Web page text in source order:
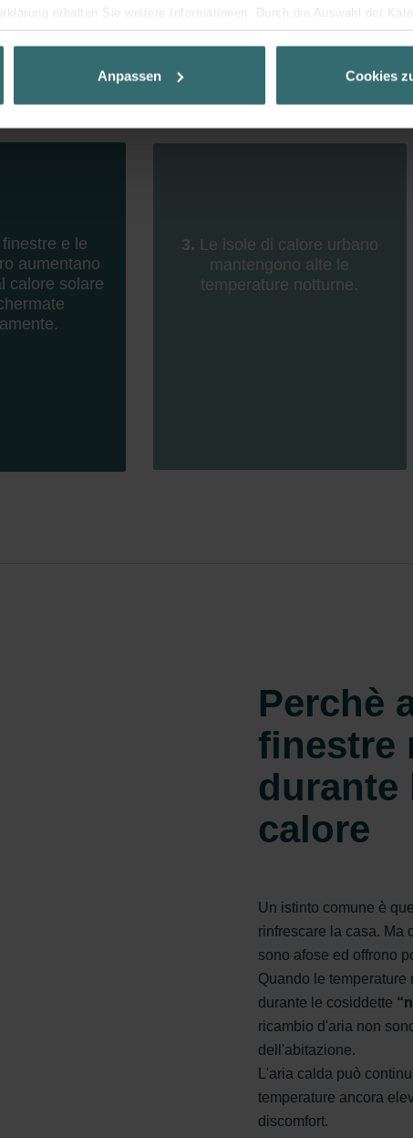
erhalten Sie weitere Informationen. Durch die Auswahl der
Nutzererfahrung zu ermöglichen und Ihnen
zu stellen. Alle Einwilligungen können Sie selbstverständlich über
ve Ticaret Limitet Şirketi: Web Sitesi Çerezleri
Anpassen Cookies
e le
aumentano
calore solare
3. Le isole di calore urbano
mantengono alte le
temperature notturne.
Perchè
finestre
durante
calore
Un istinto comune è
rinfrescare la casa. Ma
sono afose ed offrono
Quando le temperature
durante le cosiddette
ricambio d'aria non
dell'abitazione.
L'aria calda può
temperature ancora
discomfort.